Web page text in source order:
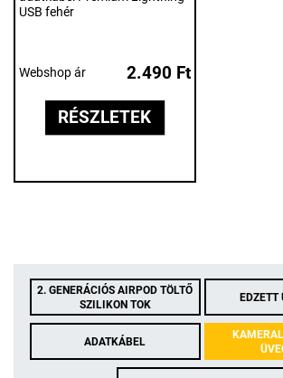
USB fehér
Webshop ár 2.490 Ft
RÉSZLETEK
2. GENERÁCIÓS AIRPOD TÖLTŐ
SZILIKON TOK
EDZETT
ADATKÁBEL